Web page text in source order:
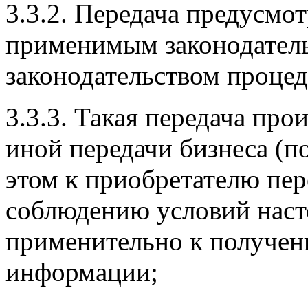
3.3.2. Передача
применимым
законодательством
3.3.3. Такая передача
иной передачи бизнеса
этом к приобретателю
соблюдению условий
применительно к
информации;